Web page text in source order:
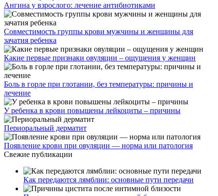
Ангина у взрослого: лечение антибиотиками
Совместимость группы крови мужчины и женщины для
зачатия ребенка
Какие первые признаки овуляции – ощущения у женщин
Боль в горле при глотании, без температуры: причины и
лечение
У ребенка в крови повышены лейкоциты – причины
Периоральный дерматит
Появление крови при овуляции — норма или патология
Свежие публикации
Как передаются лямблии: основные пути передачи